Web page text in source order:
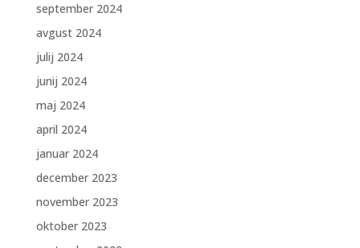
september 2024
avgust 2024
julij 2024
junij 2024
maj 2024
april 2024
januar 2024
december 2023
november 2023
oktober 2023